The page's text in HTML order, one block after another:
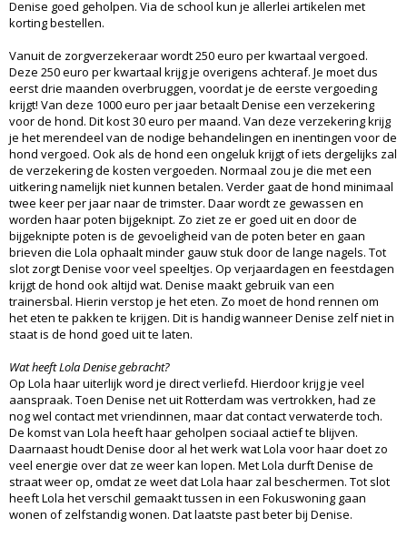
Denise goed geholpen. Via de school kun je allerlei artikelen met
korting bestellen.
Vanuit de zorgverzekeraar wordt 250 euro per kwartaal vergoed.
Deze 250 euro per kwartaal krijg je overigens achteraf. Je moet dus
eerst drie maanden overbruggen, voordat je de eerste vergoeding
krijgt! Van deze 1000 euro per jaar betaalt Denise een verzekering
voor de hond. Dit kost 30 euro per maand. Van deze verzekering krijg
je het merendeel van de nodige behandelingen en inentingen voor de
hond vergoed. Ook als de hond een ongeluk krijgt of iets dergelijks zal
de verzekering de kosten vergoeden. Normaal zou je die met een
uitkering namelijk niet kunnen betalen. Verder gaat de hond minimaal
twee keer per jaar naar de trimster. Daar wordt ze gewassen en
worden haar poten bijgeknipt. Zo ziet ze er goed uit en door de
bijgeknipte poten is de gevoeligheid van de poten beter en gaan
brieven die Lola ophaalt minder gauw stuk door de lange nagels. Tot
slot zorgt Denise voor veel speeltjes. Op verjaardagen en feestdagen
krijgt de hond ook altijd wat. Denise maakt gebruik van een
trainersbal. Hierin verstop je het eten. Zo moet de hond rennen om
het eten te pakken te krijgen. Dit is handig wanneer Denise zelf niet in
staat is de hond goed uit te laten.
Wat heeft Lola Denise gebracht?
Op Lola haar uiterlijk word je direct verliefd. Hierdoor krijg je veel
aanspraak. Toen Denise net uit Rotterdam was vertrokken, had ze
nog wel contact met vriendinnen, maar dat contact verwaterde toch.
De komst van Lola heeft haar geholpen sociaal actief te blijven.
Daarnaast houdt Denise door al het werk wat Lola voor haar doet zo
veel energie over dat ze weer kan lopen. Met Lola durft Denise de
straat weer op, omdat ze weet dat Lola haar zal beschermen. Tot slot
heeft Lola het verschil gemaakt tussen in een Fokuswoning gaan
wonen of zelfstandig wonen. Dat laatste past beter bij Denise.